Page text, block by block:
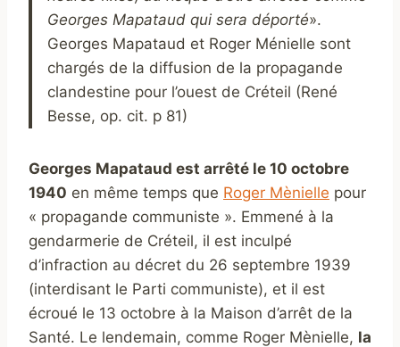
Georges Mapataud qui sera déporté».
Georges Mapataud et Roger Ménielle sont
chargés de la diffusion de la propagande
clandestine pour l’ouest de Créteil (René
Besse, op. cit. p 81)
Georges Mapataud est arrêté le 10 octobre
1940 en même temps que Roger Mènielle pour
« propagande communiste ». Emmené à la
gendarmerie de Créteil, il est inculpé
d’infraction au décret du 26 septembre 1939
(interdisant le Parti communiste), et il est
écroué le 13 octobre à la Maison d’arrêt de la
Santé. Le lendemain, comme Roger Mènielle, la